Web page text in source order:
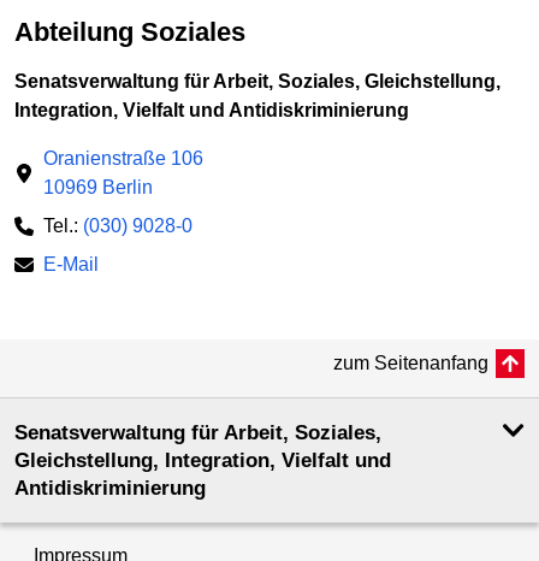
Abteilung Soziales
Senatsverwaltung für Arbeit, Soziales, Gleichstellung,
Integration, Vielfalt und Antidiskriminierung
Oranienstraße 106
10969 Berlin
Tel.: (030) 9028-0
E-Mail
zum Seitenanfang
Senatsverwaltung für Arbeit, Soziales,
Gleichstellung, Integration, Vielfalt und
Antidiskriminierung
Impressum